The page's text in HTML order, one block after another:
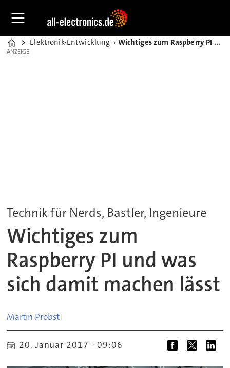
Home
Elektronik-Entwicklung Wichtiges zum Raspberry PI und was sich damit machen lässt
ANZEIGE
ANZEIGE
Technik für Nerds, Bastler, Ingenieure
Wichtiges zum
Raspberry PI und was
sich damit machen lässt
Martin Probst
20. Januar 2017 - 09:06